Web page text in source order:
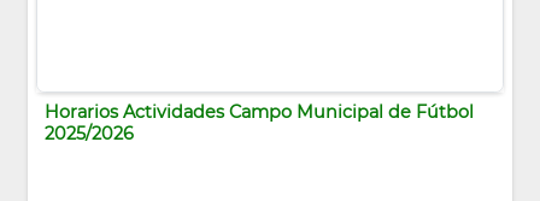
Horarios Actividades Campo Municipal de Fútbol
2025/2026